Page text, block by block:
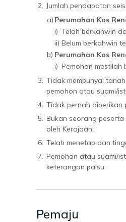
2. Jumlah pendapatan
a) Perumahan Kos
i) Telah berkahwin
ii) Belum berkahwin
b) Perumahan Kos
i) Pemohon mestilah
3. Tidak mempunyai
pemohon atau suami/
4. Tidak pernah diberikan
5. Bukan seorang
oleh Kerajaan;
6. Telah menetap dan
7. Pemohon atau suami/
keterangan palsu.
Pemaju